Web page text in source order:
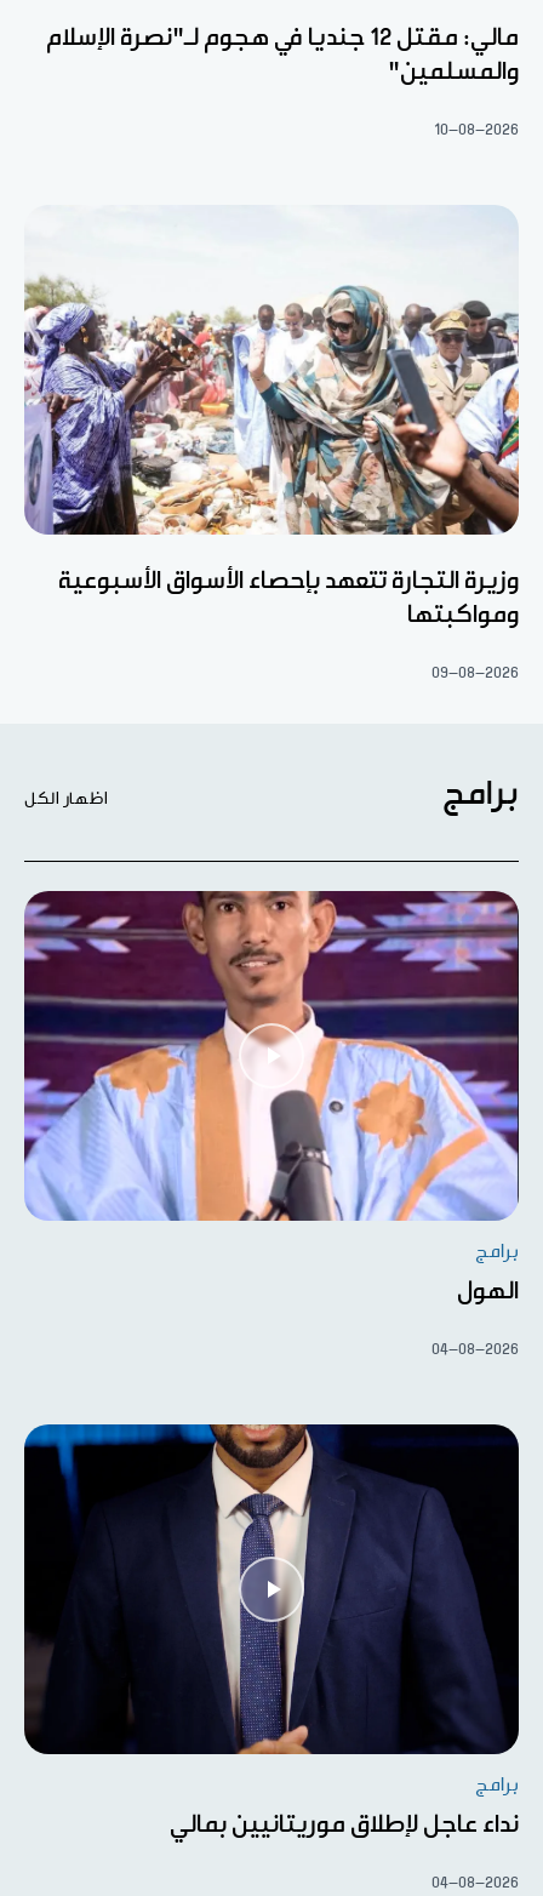
مالي: مقتل 12 جنديا في هجوم لـ"نصرة الإسلام
والمسلمين"
10-08-2026
وزيرة التجارة تتعهد بإحصاء الأسواق الأسبوعية
ومواكبتها
09-08-2026
برامج اظهار الكل
برامج
الهول
04-08-2026
برامج
نداء عاجل لإطلاق موريتانيين بمالي
04-08-2026